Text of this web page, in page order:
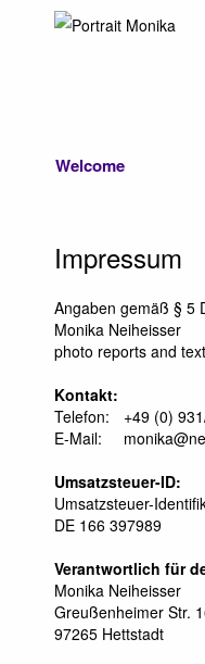
Welcome
Impressum
Angaben gemäß § 5
Monika Neiheisser
photo reports and text
Kontakt:
Telefon:
+49 (0)
E-Mail:
Umsatzsteuer-ID:
Umsatzsteuer-
DE 166 397989
Verantwortlich für
Monika Neiheisser
Greußenheimer Str.
97265 Hettstadt